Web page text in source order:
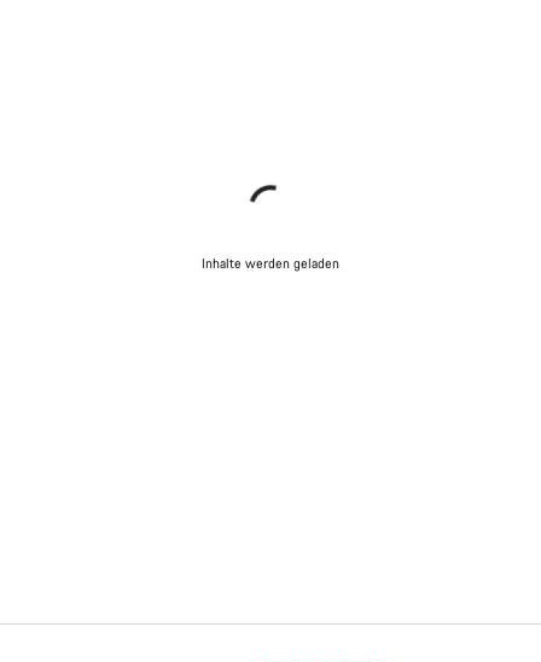
Inhalte werden geladen